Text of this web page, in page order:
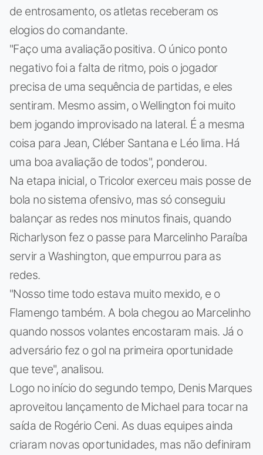
de entrosamento, os atletas receberam os
elogios do comandante.
"Faço uma avaliação positiva. O único ponto
negativo foi a falta de ritmo, pois o jogador
precisa de uma sequência de partidas, e eles
sentiram. Mesmo assim, o Wellington foi muito
bem jogando improvisado na lateral. É a mesma
coisa para Jean, Cléber Santana e Léo lima. Há
uma boa avaliação de todos", ponderou.
Na etapa inicial, o Tricolor exerceu mais posse de
bola no sistema ofensivo, mas só conseguiu
balançar as redes nos minutos finais, quando
Richarlyson fez o passe para Marcelinho Paraíba
servir a Washington, que empurrou para as
redes.
"Nosso time todo estava muito mexido, e o
Flamengo também. A bola chegou ao Marcelinho
quando nossos volantes encostaram mais. Já o
adversário fez o gol na primeira oportunidade
que teve", analisou.
Logo no início do segundo tempo, Denis Marques
aproveitou lançamento de Michael para tocar na
saída de Rogério Ceni. As duas equipes ainda
criaram novas oportunidades, mas não definiram